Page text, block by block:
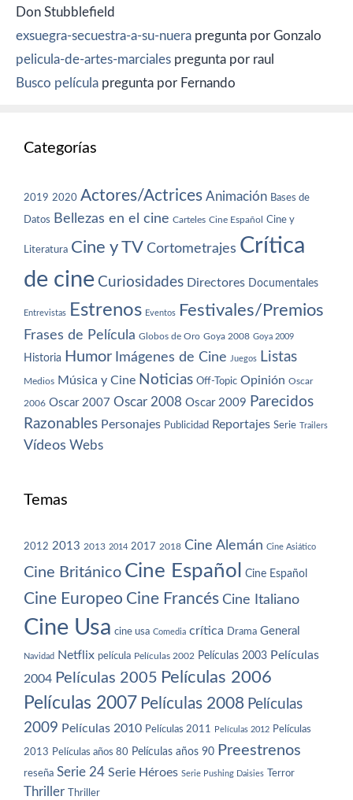
Don Stubblefield
exsuegra-secuestra-a-su-nuera pregunta por Gonzalo
pelicula-de-artes-marciales pregunta por raul
Busco película pregunta por Fernando
Categorías
2019 2020 Actores/Actrices Animación Bases de
Datos Bellezas en el cine Carteles Cine Español Cine y
Literatura Cine y TV Cortometrajes Crítica
de cine Curiosidades Directores Documentales
Entrevistas Estrenos Eventos Festivales/Premios
Frases de Película Globos de Oro Goya 2008 Goya 2009
Historia Humor Imágenes de Cine Juegos Listas
Medios Música y Cine Noticias Off-Topic Opinión Oscar
2006 Oscar 2007 Oscar 2008 Oscar 2009 Parecidos
Razonables Personajes Publicidad Reportajes Serie Trailers
Vídeos Webs
Temas
2012 2013 2013 2014 2017 2018 Cine Alemán Cine Asiático
Cine Británico Cine Español Cine Español
Cine Europeo Cine Francés Cine Italiano
Cine Usa cine usa Comedia crítica Drama General
Navidad Netflix película Películas 2002 Películas 2003 Películas
2004 Películas 2005 Películas 2006
Películas 2007 Películas 2008 Películas
2009 Películas 2010 Películas 2011 Películas 2012 Películas
2013 Películas años 80 Películas años 90 Preestrenos
reseña Serie 24 Serie Héroes Serie Pushing Daisies Terror
Thriller Thriller